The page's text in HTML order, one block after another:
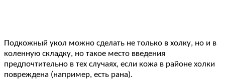
Подкожный укол можно сделать не только в холку, но и в
коленную складку, но такое место введения
предпочтительно в тех случаях, если кожа в районе холки
повреждена (например, есть рана).